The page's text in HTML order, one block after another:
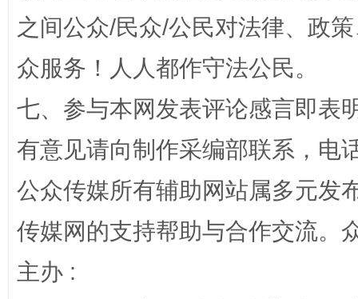
在谋一域中谋全局
今
习近平的博鳌关键词
魏明亮
之间公众/民众/公民对法律、政
众服务！人人都作守法公民。
七、参与本网发表评论感言即表
有意见请向制作采编部联系，电
公众传媒所有辅助网站属多元发
传媒网的支持帮助与合作交流。
主办 :